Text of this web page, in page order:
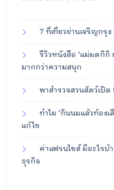
7 ที่เที่ยวย่านเจริญกรุ
รีวิวหนังสือ ‘แม่มดกิกิ
มากกว่าความสนุก
พาสำรวจสวนสัตว์เปิด
ทำไม ‘กินนมแล้วท้อง
แก้ไข
ค่าแฟรนไชส์ มีอะไรบ้
ธุรกิจ